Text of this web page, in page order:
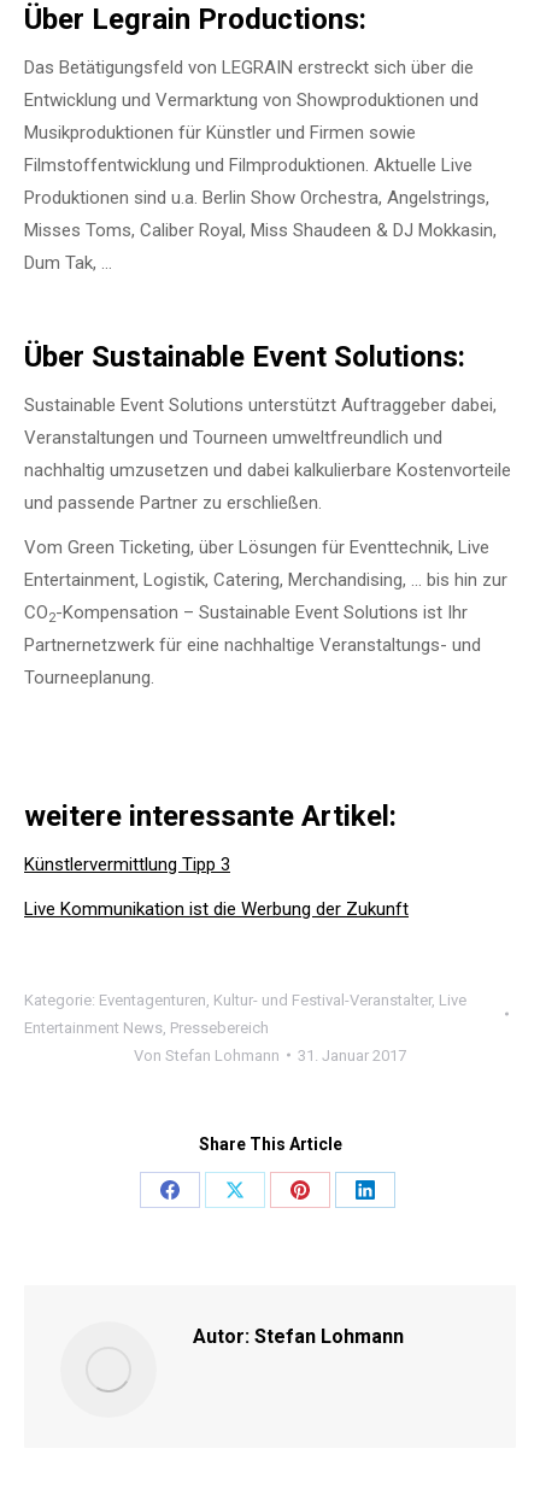
Über Legrain Productions:
Das Betätigungsfeld von LEGRAIN erstreckt sich über die
Entwicklung und Vermarktung von Showproduktionen und
Musikproduktionen für Künstler und Firmen sowie
Filmstoffentwicklung und Filmproduktionen. Aktuelle Live
Produktionen sind u.a. Berlin Show Orchestra, Angelstrings,
Misses Toms, Caliber Royal, Miss Shaudeen & DJ Mokkasin,
Dum Tak, …
Über Sustainable Event Solutions:
Sustainable Event Solutions unterstützt Auftraggeber dabei,
Veranstaltungen und Tourneen umweltfreundlich und
nachhaltig umzusetzen und dabei kalkulierbare Kostenvorteile
und passende Partner zu erschließen.
Vom Green Ticketing, über Lösungen für Eventtechnik, Live
Entertainment, Logistik, Catering, Merchandising, … bis hin zur
CO2-Kompensation – Sustainable Event Solutions ist Ihr
Partnernetzwerk für eine nachhaltige Veranstaltungs- und
Tourneeplanung.
weitere interessante Artikel:
Künstlervermittlung Tipp 3
Live Kommunikation ist die Werbung der Zukunft
Kategorie: Eventagenturen Kultur- und Festival-Veranstalter, Live
Entertainment News Pressebereich
Von Stefan Lohmann 31. Januar 2017
Share This Article
Share
Share
Share
Share
Autor: Stefan Lohmann